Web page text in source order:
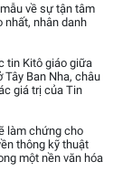
về sự tận tâm
nhất, nhân danh
tin Kitô giáo giữa
Ban Nha, châu
giá trị của Tin
làm chứng cho
thông kỹ thuật
một nền văn hóa